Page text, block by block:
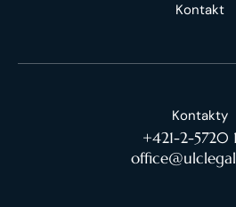
Kontakt
Kontakty
+421-2-5720